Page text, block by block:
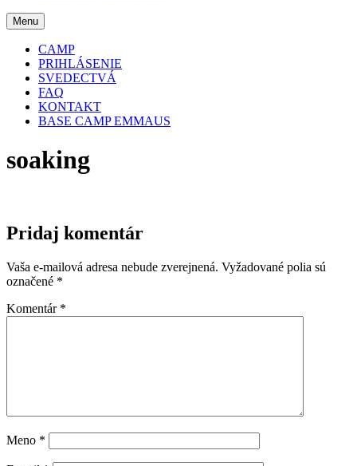
Menu
CAMP
PRIHLÁSENIE
SVEDECTVÁ
FAQ
KONTAKT
BASE CAMP EMMAUS
soaking
Pridaj komentár
Vaša e-mailová adresa nebude zverejnená. Vyžadované polia sú
označené *
Komentár *
Meno *